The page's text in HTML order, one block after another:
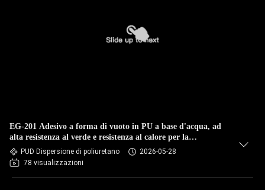
EG-201 Adesivo a forma di vuoto in PU a base d'acqua, ad
alta resistenza al verde e resistenza al calore per la
laminazione del rivestimento in legno
PUD Dispersione di poliuretano
2026-05-28
78 visualizzazioni